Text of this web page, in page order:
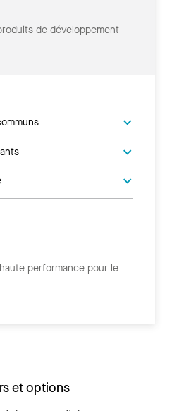
de développement
performance pour le
et options